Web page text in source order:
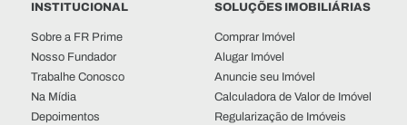
INSTITUCIONAL
Sobre a FR Prime
Nosso Fundador
Trabalhe Conosco
Na Mídia
Depoimentos
SOLUÇÕES IMOBILIÁRIAS
Comprar Imóvel
Alugar Imóvel
Anuncie seu Imóvel
Calculadora de Valor de Imóvel
Regularização de Imóveis